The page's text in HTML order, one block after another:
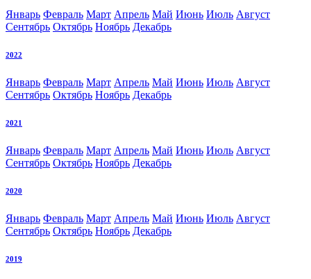
Январь Февраль Март Апрель Май Июнь Июль Август
Сентябрь Октябрь Ноябрь Декабрь
2022
Январь Февраль Март Апрель Май Июнь Июль Август
Сентябрь Октябрь Ноябрь Декабрь
2021
Январь Февраль Март Апрель Май Июнь Июль Август
Сентябрь Октябрь Ноябрь Декабрь
2020
Январь Февраль Март Апрель Май Июнь Июль Август
Сентябрь Октябрь Ноябрь Декабрь
2019